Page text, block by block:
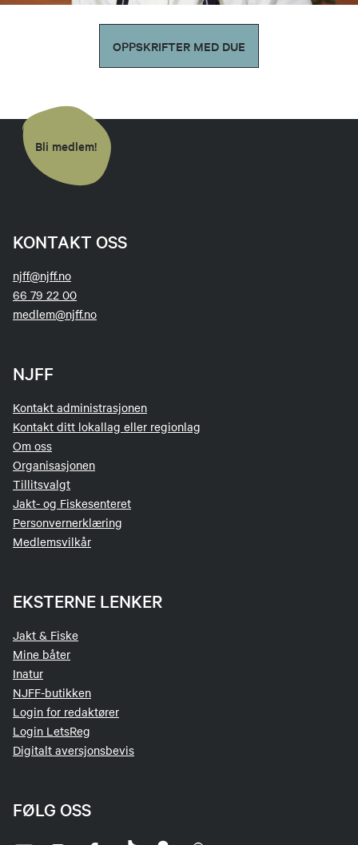
OPPSKRIFTER MED DUE
Bli medlem!
KONTAKT OSS
njff@njff.no
66 79 22 00
medlem@njff.no
NJFF
Kontakt administrasjonen
Kontakt ditt lokallag eller regionlag
Om oss
Organisasjonen
Tillitsvalgt
Jakt- og Fiskesenteret
Personvernerklæring
Medlemsvilkår
EKSTERNE LENKER
Jakt & Fiske
Mine båter
Inatur
NJFF-butikken
Login for redaktører
Login LetsReg
Digitalt aversjonsbevis
FØLG OSS